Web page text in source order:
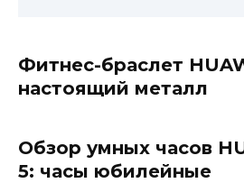
Фитнес-браслет
настоящий металл
Обзор умных часов
5: часы юбилейные